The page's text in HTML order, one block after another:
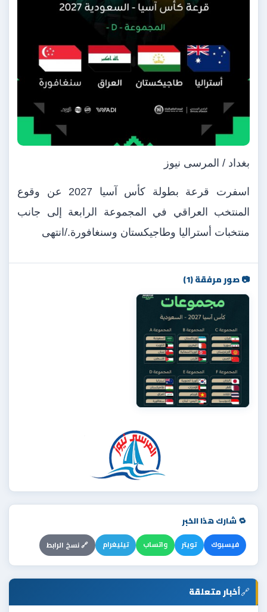
بغداد / المرسى نيوز
اسفرت قرعة بطولة كأس آسيا 2027 عن وقوع
المنتخب العراقي في المجموعة الرابعة إلى جانب
منتخبات أستراليا وطاجيكستان وسنغافورة./انتهى
📷 صور مرفقة (1)
🔁 شارك هذا الخبر
فيسبوك تويتر واتساب تيليغرام 🔗 نسخ الرابط
🔗أخبار متعلقة